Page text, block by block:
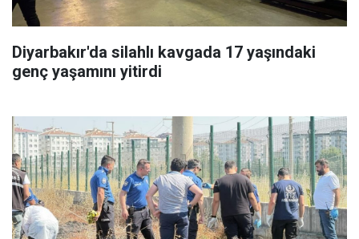
Diyarbakır'da silahlı kavgada 17 yaşındaki
genç yaşamını yitirdi